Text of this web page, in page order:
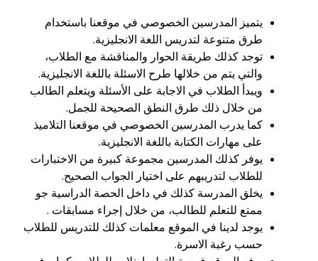
يتميز المدرسين الخصوصي في موقعنا باستخدام
طرق متنوعة لتدريس اللغة الانجليزية.
توجد كذلك طريقة الحوار والمناقشة مع الطلاب،
والتي يتم من خلالها طرح الاسئلة باللغة الانجليزية.
ويبدأ الطلاب في الاجابة على الأسئلة ويتعلم الطالب
من خلال ذلك طرق النطق الصحيحة للجمل.
كما يدرب المدرسين الخصوصي في موقعنا التلاميذ
على مهارات الكتابة باللغة الانجليزية.
يوفر كذلك المدرسين مجموعة كبيرة من الاختبارات
للطلاب لتدريبهم على اختيار الجواب الصحيح.
يخلق المدرسة كذلك في داخل الحصة الدراسية جو
ممتع للتعلم للطالب، من خلال إجراء مسابقات .
يوجد لدينا في الموقع معلمات كذلك للتدريس للطلاب
حسب رغبة الاسرة.